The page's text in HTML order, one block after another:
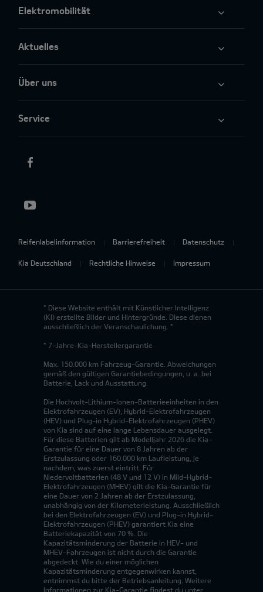
Elektromobilität
Aktuelles
Über uns
Service
Reifenlabelinformation Barrierefreiheit Datenschutz
Kia Deutschland Rechtliche Hinweise Impressum
* Diese Website enthält mit Künstlicher Intelligenz
(KI) erstellte Bilder und Hintergründe. Diese dienen
ausschließlich der Veranschaulichung. *
* 7-Jahre-Kia-Herstellergarantie
Max. 150.000 km Fahrzeug-Garantie. Abweichungen
gemäß den gültigen Garantiebedingungen, u. a. bei
Batterie, Lack und Ausstattung.
Die Hochvolt-Lithium-Ionen-Batterieeinheiten in den
Elektrofahrzeugen (EV), Hybrid-Elektrofahrzeugen
(HEV) und Plug-in Hybrid-Elektrofahrzeugen (PHEV)
von Kia sind auf eine lange Lebensdauer ausgelegt.
Für diese Batterien gilt ab Modelljahr 2026 die Kia-
Garantie für eine Dauer von 8 Jahren ab der
Erstzulassung oder 160.000 km Laufleistung, je
nachdem, was zuerst eintritt. Für
Niedervoltbatterien (48 V und 12 V) in Mild-Hybrid-
Elektrofahrzeugen (MHEV) gilt die Kia-Garantie für
eine Dauer von 2 Jahren ab der Erstzulassung,
unabhängig von der Kilometerleistung. Ausschließlich
bei den Elektrofahrzeugen (EV) und Plug-in Hybrid-
Elektrofahrzeugen (PHEV) garantiert Kia eine
Batteriekapazität von 70 %. Die
Kapazitätsminderung der Batterie in HEV- und
MHEV-Fahrzeugen ist nicht durch die Garantie
abgedeckt. Wie du einer möglichen
Kapazitätsminderung entgegenwirken kannst,
entnimmst du bitte der Betriebsanleitung. Weitere
Informationen zur Kia-Garantie findest du unter